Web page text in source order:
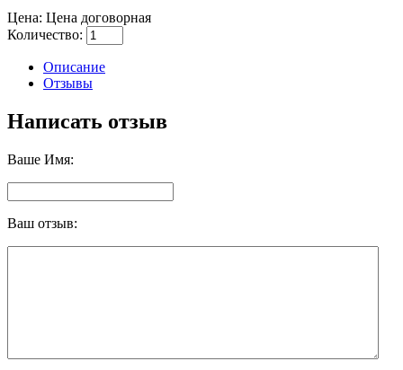
Цена: Цена договорная
Количество:
Описание
Отзывы
Написать отзыв
Ваше Имя:
Ваш отзыв: